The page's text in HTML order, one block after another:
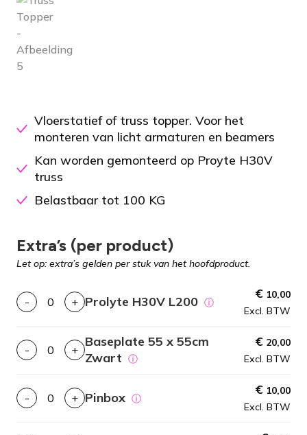
Vloerstatief of truss topper. Voor het
monteren van licht armaturen en beamers
Kan worden gemonteerd op Proyte H30V
truss
Belastbaar tot 100 KG
Extra’s (per product)
Let op: extra’s gelden per stuk van het hoofdproduct.
- + Prolyte H30V L200 ⓘ
€ 10,00
Excl. BTW
- +
Baseplate 55 x 55cm
Zwart ⓘ
€ 20,00
Excl. BTW
- + Pinbox ⓘ
€ 10,00
Excl. BTW